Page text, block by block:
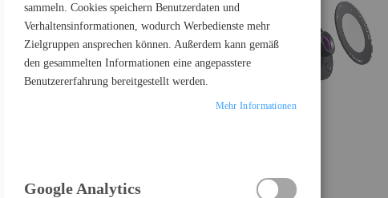
sammeln. Cookies speichern Benutzerdaten und
Verhaltensinformationen, wodurch Werbedienste mehr
Zielgruppen ansprechen können. Außerdem kann gemäß
den gesammelten Informationen eine angepasstere
Benutzererfahrung bereitgestellt werden.
Mehr Informationen
Google Analytics